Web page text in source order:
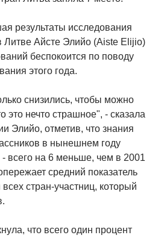
результаты исследования
Литве Айсте Элийо (Aiste Elijio)
беспокоится по поводу
этого года.
снизились, чтобы можно
это нечто страшное", - сказала
Элийо, отметив, что знания
в нынешнем году
всего на 6 меньше, чем в 2001
средний показатель
стран-участниц, который
что всего один процент